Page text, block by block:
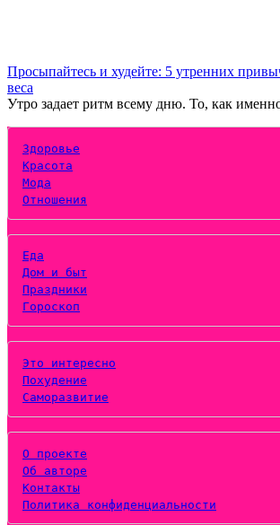
Просыпайтесь и худейте: 5 утренних
веса
Утро задает ритм всему дню. То, как
Здоровье
Красота
Мода
Отношения
Еда
Дом и быт
Праздники
Гороскоп
Это интересно
Похудение
Саморазвитие
О проекте
Об авторе
Контакты
Политика конфиденциальности